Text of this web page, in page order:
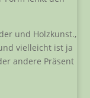
und Holzkunst.,
vielleicht ist ja
andere Präsent